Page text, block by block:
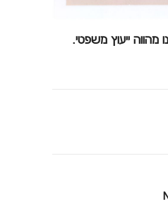
מהווה ייעוץ משפטי.